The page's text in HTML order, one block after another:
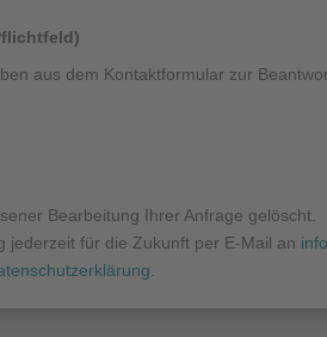
aus dem Kontaktformular zur
Bearbeitung Ihrer Anfrage gelöscht.
jederzeit für die Zukunft per E-Mail an